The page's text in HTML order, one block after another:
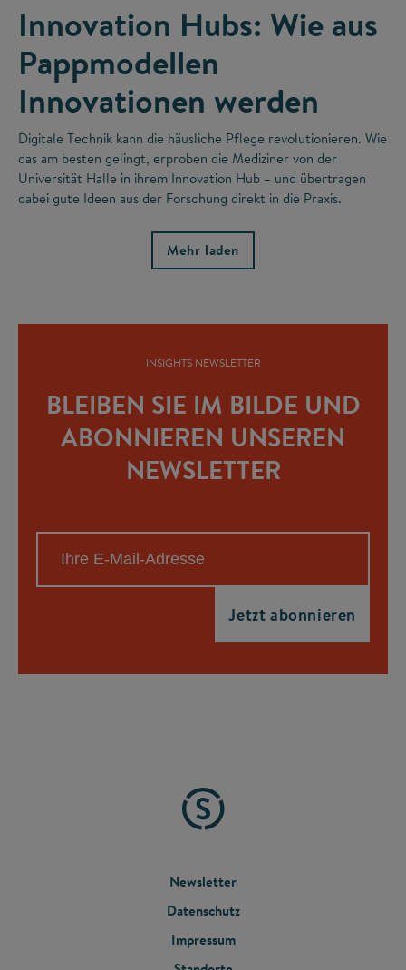
Innovation Hubs: Wie aus
Pappmodellen
Innovationen werden
Digitale Technik kann die häusliche Pflege revolutionieren. Wie
das am besten gelingt, erproben die Mediziner von der
Universität Halle in ihrem Innovation Hub – und übertragen
dabei gute Ideen aus der Forschung direkt in die Praxis.
Mehr laden
INSIGHTS NEWSLETTER
BLEIBEN SIE IM BILDE UND
ABONNIEREN UNSEREN
NEWSLETTER
FOOTER
MENU
Newsletter
Datenschutz
Impressum